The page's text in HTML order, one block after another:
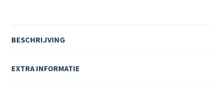
BESCHRIJVING
EXTRA INFORMATIE